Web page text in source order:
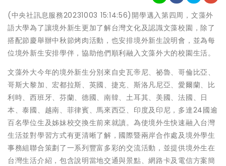
(中央社訊息服務20231003 15:14:56)開學邁入第四周，文藻外
語大學為了讓境外新生更加了解台灣文化及認識文藻校園，除了
搭配節慶舉辦中秋節烤肉活動，也安排境外新生說明會，並為每
位境外新生安排學伴，協助他們順利融入文藻外大的校園生活。
文藻外大今年的境外新生分別來自史瓦帝尼、祕魯、哥倫比亞、
哥斯大黎加、宏都拉斯、英國、捷克、斯洛凡尼亞、愛爾蘭、比
利時、西班牙、芬蘭、德國、南韓、土耳其、美國、法國、日
本、泰國、越南、菲律賓、馬來西亞、印度及印尼，多達24國逾
百名學位生及姊妹校交換生前來就讀。為使境外生快速融入台灣
生活並對學習方式有更清晰了解，國際暨兩岸合作處及境外學生
事務組聯合策劃了一系列豐富多彩的交流活動，並提供境外生在
台灣生活介紹，包含說明當地交通與景點、網路卡及電信方案簡